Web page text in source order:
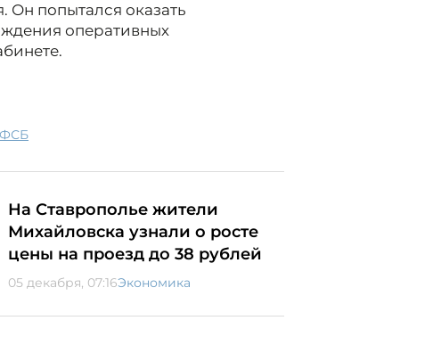
Он попытался оказать
оперативных
ФСБ
На Ставрополье жители
Михайловска узнали о росте
цены на проезд до 38 рублей
05 декабря, 07:16Экономика